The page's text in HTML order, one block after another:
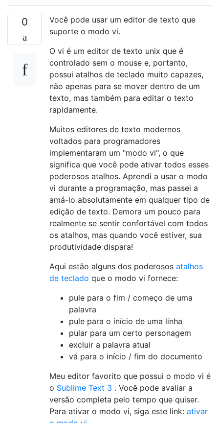
0
Você pode usar um editor de texto que
suporte o modo vi.
O vi é um editor de texto unix que é
controlado sem o mouse e, portanto,
possui atalhos de teclado muito capazes,
não apenas para se mover dentro de um
texto, mas também para editar o texto
rapidamente.
Muitos editores de texto modernos
voltados para programadores
implementaram um "modo vi", o que
significa que você pode ativar todos esses
poderosos atalhos. Aprendi a usar o modo
vi durante a programação, mas passei a
amá-lo absolutamente em qualquer tipo de
edição de texto. Demora um pouco para
realmente se sentir confortável com todos
os atalhos, mas quando você estiver, sua
produtividade dispara!
Aqui estão alguns dos poderosos atalhos
de teclado que o modo vi fornece:
pule para o fim / começo de uma
palavra
pule para o início de uma linha
pular para um certo personagem
excluir a palavra atual
vá para o início / fim do documento
Meu editor favorito que possui o modo vi é
o Sublime Text 3 . Você pode avaliar a
versão completa pelo tempo que quiser.
Para ativar o modo vi, siga este link: ativar